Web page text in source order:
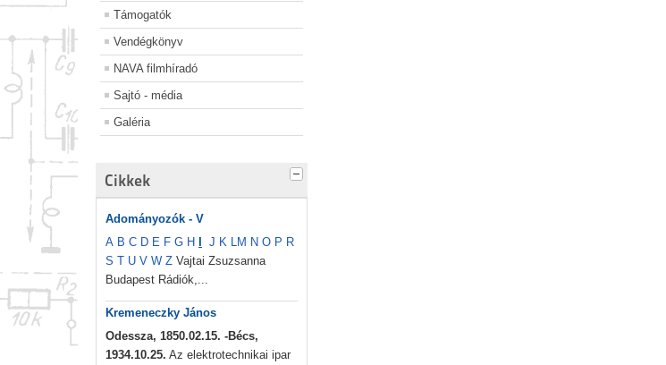
Támogatók
Vendégkönyv
NAVA filmhíradó
Sajtó - média
Galéria
Cikkek
Adományozók - V
A B C D E F G H J K LM N O P R
S T U V W Z Vajtai Zsuzsanna
Budapest Rádiók,...
Kremeneczky János
Odessza, 1850.02.15. -Bécs,
1934.10.25. Az elektrotechnikai ipar